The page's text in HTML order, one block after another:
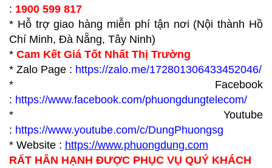
: 1900 599 817
* Hỗ trợ giao hàng miễn phí tận nơi (Nội thành Hồ
Chí Minh, Đà Nẵng, Tây Ninh)
* Cam Kết Giá Tốt Nhất Thị Trường
* Zalo Page : https://zalo.me/172801306433452046/
* Facebook
: https://www.facebook.com/phuongdungtelecom/
* Youtube
: https://www.youtube.com/c/DungPhuongsg
* Website : https://www.phuongdung.com
RẤT HÂN HẠNH ĐƯỢC PHỤC VỤ QUÝ KHÁCH